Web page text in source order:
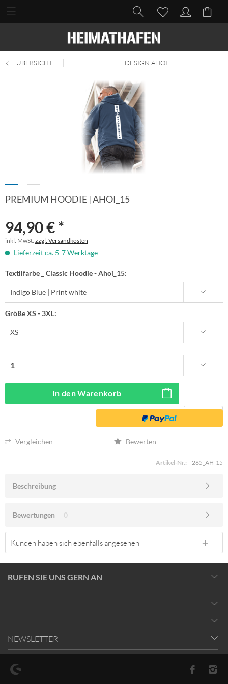
ÜBERSICHT DESIGN AHOI
PREMIUM HOODIE | AHOI_15
94,90 € *
inkl. MwSt. zzgl. Versandkosten
Lieferzeit ca. 5-7 Werktage
Textilfarbe _ Classic Hoodie - Ahoi_15:
Größe XS - 3XL:
In denWarenkorb
Vergleichen Bewerten
Artikel-Nr.: 265_AH-15
Beschreibung
Bewertungen 0
Kunden haben sich ebenfalls angesehen
RUFEN SIE UNS GERN AN
NEWSLETTER